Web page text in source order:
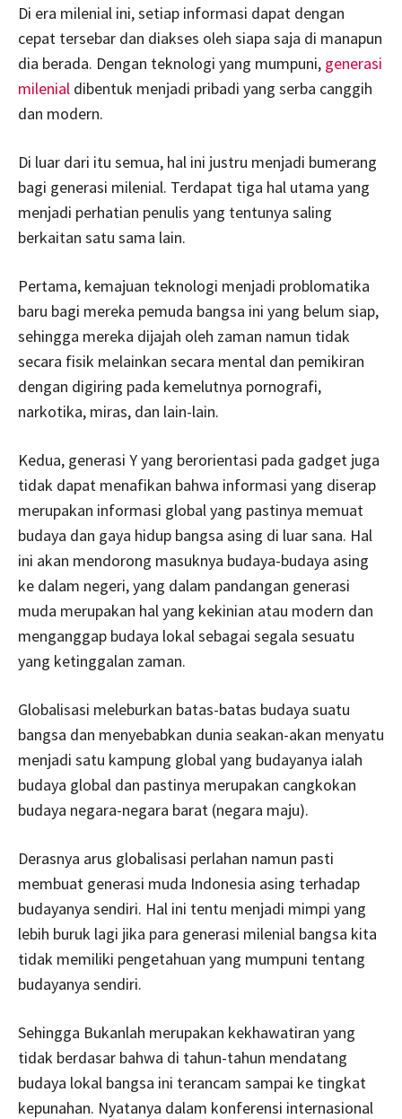
Di era milenial ini, setiap informasi dapat dengan
cepat tersebar dan diakses oleh siapa saja di manapun
dia berada. Dengan teknologi yang mumpuni, generasi
milenial dibentuk menjadi pribadi yang serba canggih
dan modern.
Di luar dari itu semua, hal ini justru menjadi bumerang
bagi generasi milenial. Terdapat tiga hal utama yang
menjadi perhatian penulis yang tentunya saling
berkaitan satu sama lain.
Pertama, kemajuan teknologi menjadi problomatika
baru bagi mereka pemuda bangsa ini yang belum siap,
sehingga mereka dijajah oleh zaman namun tidak
secara fisik melainkan secara mental dan pemikiran
dengan digiring pada kemelutnya pornografi,
narkotika, miras, dan lain-lain.
Kedua, generasi Y yang berorientasi pada gadget juga
tidak dapat menafikan bahwa informasi yang diserap
merupakan informasi global yang pastinya memuat
budaya dan gaya hidup bangsa asing di luar sana. Hal
ini akan mendorong masuknya budaya-budaya asing
ke dalam negeri, yang dalam pandangan generasi
muda merupakan hal yang kekinian atau modern dan
menganggap budaya lokal sebagai segala sesuatu
yang ketinggalan zaman.
Globalisasi meleburkan batas-batas budaya suatu
bangsa dan menyebabkan dunia seakan-akan menyatu
menjadi satu kampung global yang budayanya ialah
budaya global dan pastinya merupakan cangkokan
budaya negara-negara barat (negara maju).
Derasnya arus globalisasi perlahan namun pasti
membuat generasi muda Indonesia asing terhadap
budayanya sendiri. Hal ini tentu menjadi mimpi yang
lebih buruk lagi jika para generasi milenial bangsa kita
tidak memiliki pengetahuan yang mumpuni tentang
budayanya sendiri.
Sehingga Bukanlah merupakan kekhawatiran yang
tidak berdasar bahwa di tahun-tahun mendatang
budaya lokal bangsa ini terancam sampai ke tingkat
kepunahan. Nyatanya dalam konferensi internasional